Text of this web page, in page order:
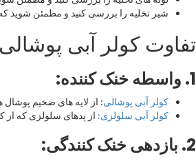
شیر تخلیه را بررسی کنید و مطمئن
تفاوت کولر آبی
1. واسطه خنک کننده:
کولر آبی پوشالی: از لایه های ضخیم
کولر آبی سلولزی: از پدهای سلولزی که از
2. بازدهی خنک کنندگی: